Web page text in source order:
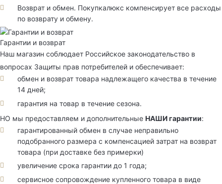
Возврат и обмен. Покупкалюкс компенсирует все расходы
по возврату и обмену.
Гарантии и возврат
Наш магазин соблюдает Российское законодательство в
вопросах Защиты прав потребителей и обеспечивает:
обмен и возврат товара надлежащего качества в течение
14 дней;
гарантия на товар в течение сезона.
НО мы предоставляем и дополнительные НАШИ гарантии:
гарантированный обмен в случае неправильно
подобранного размера с компенсацией затрат на возврат
товара (при доставке без примерки)
увеличение срока гарантии до 1 года;
сервисное сопровождение купленного товара в виде